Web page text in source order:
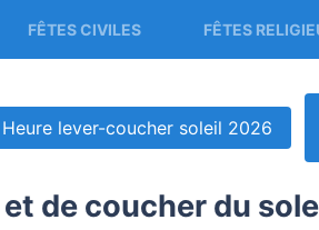
FÊTES CIVILES FÊTES
Heure lever-coucher soleil 2026
de coucher du